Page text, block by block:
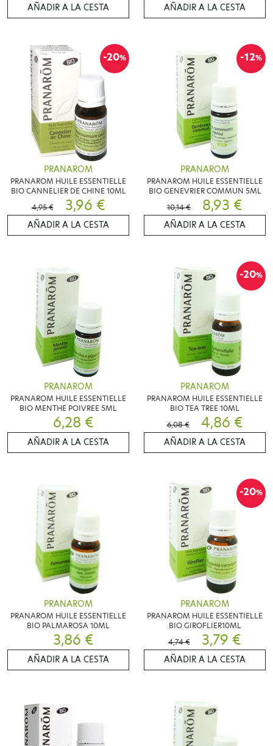
AÑADIR A LA CESTA AÑADIR A LA CESTA
-20%
PRANAROM
PRANAROM HUILE ESSENTIELLE
BIO CANNELIER DE CHINE 10ML
4,95 €
3,96 €
AÑADIR A LA CESTA
-12%
PRANAROM
PRANAROM HUILE ESSENTIELLE
BIO GENEVRIER COMMUN 5ML
10,14 €
8,93 €
AÑADIR A LA CESTA
PRANAROM
PRANAROM HUILE ESSENTIELLE
BIO MENTHE POIVREE 5ML
6,28 €
AÑADIR A LA CESTA
-20%
PRANAROM
PRANAROM HUILE ESSENTIELLE
BIO TEA TREE 10ML
6,08 €
4,86 €
AÑADIR A LA CESTA
PRANAROM
PRANAROM HUILE ESSENTIELLE
BIO PALMAROSA 10ML
3,86 €
AÑADIR A LA CESTA
-20%
PRANAROM
PRANAROM HUILE ESSENTIELLE
BIO GIROFLIER10ML
4,74 €
3,79 €
AÑADIR A LA CESTA